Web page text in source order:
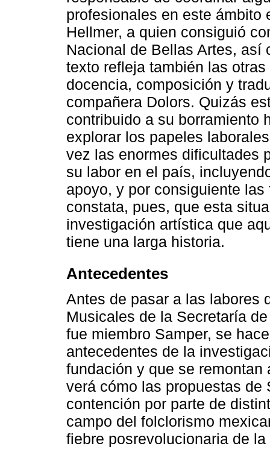
profesionales en este
Hellmer, a quien consiguió
Nacional de Bellas Artes, así
texto refleja también las
docencia, composición y
compañera Dolors. Quizás
contribuido a su borramiento
explorar los papeles
vez las enormes dificultades
su labor en el país,
apoyo, y por consiguiente
constata, pues, que esta
investigación artística que
tiene una larga historia.
Antecedentes
Antes de pasar a las labores
Musicales de la Secretaría
fue miembro Samper, se
antecedentes de la
fundación y que se
verá cómo las propuestas de
contención por parte de
campo del folclorismo
fiebre posrevolucionaria de